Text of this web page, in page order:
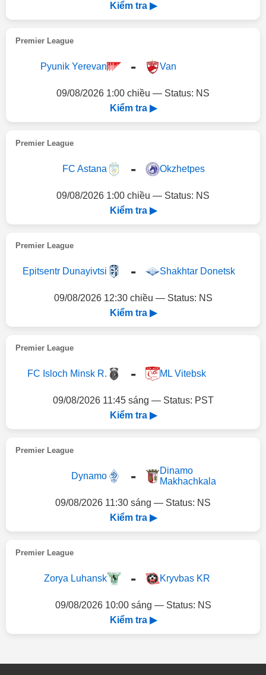
Kiểm tra ▶
Premier League
Pyunik Yerevan - Van
09/08/2026 1:00 chiều — Status: NS
Kiểm tra ▶
Premier League
FC Astana - Okzhetpes
09/08/2026 1:00 chiều — Status: NS
Kiểm tra ▶
Premier League
Epitsentr Dunayivtsi - Shakhtar Donetsk
09/08/2026 12:30 chiều — Status: NS
Kiểm tra ▶
Premier League
FC Isloch Minsk R. - ML Vitebsk
09/08/2026 11:45 sáng — Status: PST
Kiểm tra ▶
Premier League
Dynamo -
Dinamo
Makhachkala
09/08/2026 11:30 sáng — Status: NS
Kiểm tra ▶
Premier League
Zorya Luhansk - Kryvbas KR
09/08/2026 10:00 sáng — Status: NS
Kiểm tra ▶